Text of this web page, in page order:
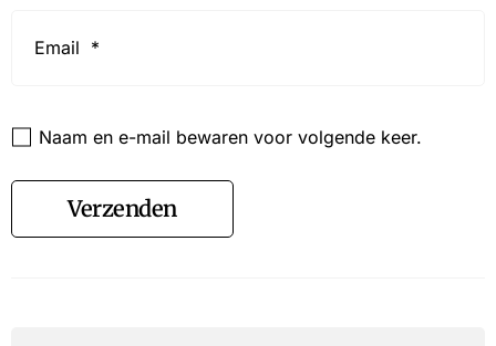
Naam en e-mail bewaren voor volgende keer.
Verzenden